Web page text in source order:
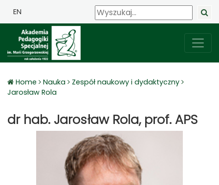
EN
Home Nauka
Zespół naukowy i dydaktyczny
Jarosław Rola
dr hab. Jarosław Rola, prof. APS